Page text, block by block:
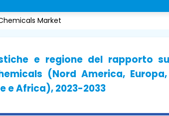
Market
e regione del rapporto
(Nord America,
e Africa), 2023-2033